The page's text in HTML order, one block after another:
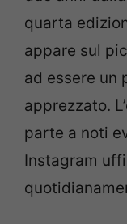
quarta
appare sul
ad essere un
apprezzato.
parte a noti
Instagram